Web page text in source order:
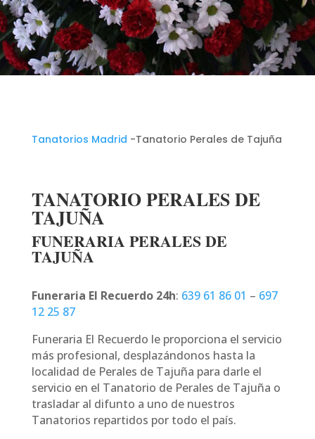
Tanatorios Madrid -Tanatorio Perales de Tajuña
TANATORIO PERALES DE
TAJUÑA
FUNERARIA PERALES DE
TAJUÑA
Funeraria El Recuerdo 24h: 639 61 86 01 – 697
12 25 87
Funeraria El Recuerdo le proporciona el servicio
más profesional, desplazándonos hasta la
localidad de Perales de Tajuña para darle el
servicio en el Tanatorio de Perales de Tajuña o
trasladar al difunto a uno de nuestros
Tanatorios repartidos por todo el país.